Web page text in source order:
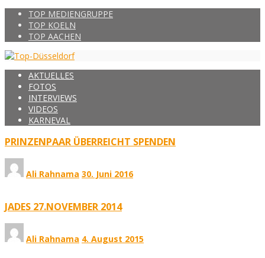
TOP MEDIENGRUPPE
TOP KOELN
TOP AACHEN
AKTUELLES
FOTOS
INTERVIEWS
VIDEOS
KARNEVAL
PRINZENPAAR ÜBERREICHT SPENDEN
Ali Rahnama 30. Juni 2016
JADES 27.NOVEMBER 2014
Ali Rahnama 4. August 2015